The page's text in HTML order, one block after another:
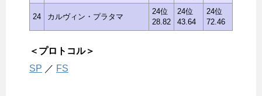
24 カルヴィン・プラタマ
24位
28.82
24位
43.64
24位
72.46
＜プロトコル＞
SP ／ FS